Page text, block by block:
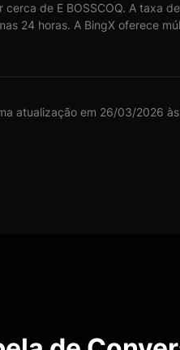
cerca de E BOSSCOQ. A taxa
24 horas. A BingX oferece
atualização em 26/03/2026